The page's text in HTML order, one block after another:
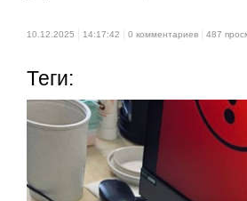
10.12.2025 14:17:42 0 комментариев 487
Теги: